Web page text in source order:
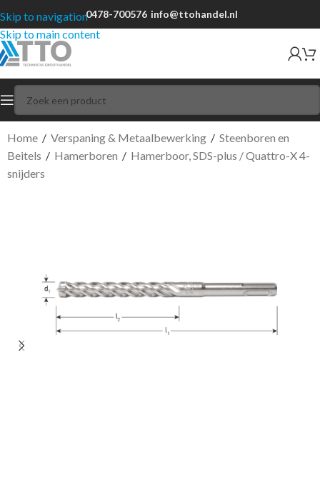
Skip to navigation
Skip to main content
0478-700576 info@ttohandel.nl
Home / Verspaning & Metaalbewerking / Steenboren en
Beitels / Hamerboren / Hamerboor, SDS-plus / Quattro-X 4-
snijders